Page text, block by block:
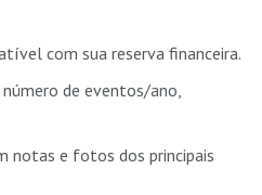
com sua reserva financeira.
número de eventos/ano,
notas e fotos dos principais